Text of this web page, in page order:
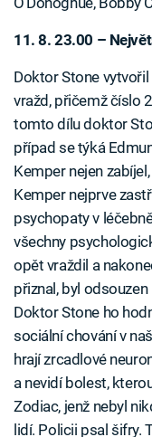
11. 8. 23.00 –
Doktor Stone
vražd, přičemž číslo
tomto dílu doktor
případ se týká
Kemper nejen
Kemper nejprve
psychopaty v
všechny
opět vraždil a
přiznal, byl
Doktor Stone ho
sociální chování v
hrají zrcadlové
a nevidí bolest,
Zodiac, jenž nebyl
lidí. Policii psal šifry.